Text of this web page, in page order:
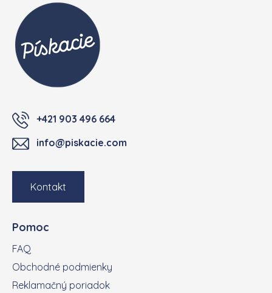
+421 903 496 664
info@piskacie.com
Kontakt
Pomoc
FAQ
Obchodné podmienky
Reklamačný poriadok